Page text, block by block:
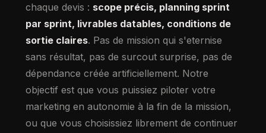
chaque devis : scope précis, planning sprint
par sprint, livrables datables, conditions de
sortie claires. Pas de mission qui s'eternise
sans résultat, pas de surcout surprise, pas de
dépendance créée artificiellement. Notre
objectif est que vous puissiez piloter votre
marketing en autonomie à la fin de la mission,
ou que vous choisissiez librement de continuer